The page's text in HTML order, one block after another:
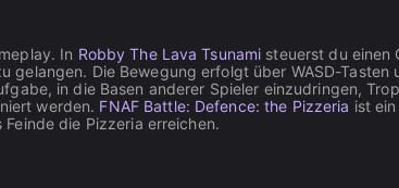
In Robby The Lava Tsunami steuerst du einen
Die Bewegung erfolgt über WASD-Tasten
in die Basen anderer Spieler einzudringen,
werden. FNAF Battle: Defence: the Pizzeria ist
die Pizzeria erreichen.